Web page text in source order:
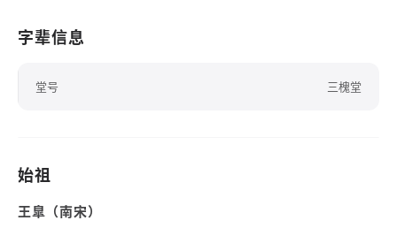
字辈信息
堂号 三槐堂
始祖
王臯（南宋）